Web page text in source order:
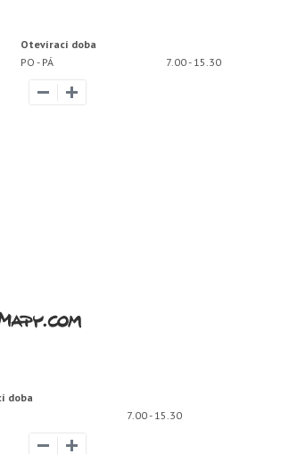
Otevírací doba
PO - PÁ
7.00 - 15.30
doba
7.00 - 15.30